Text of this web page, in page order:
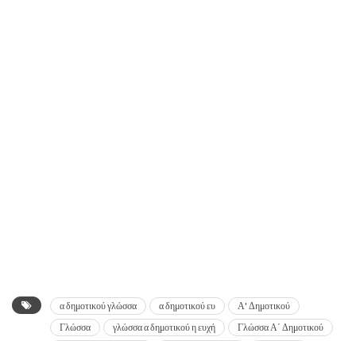
α δημοτικού γλώσσα α δημοτικού ευ
Α' Δημοτικού
Γλώσσα
γλώσσα α δημοτικού η ευχή
Γλώσσα Α΄ Δημοτικού